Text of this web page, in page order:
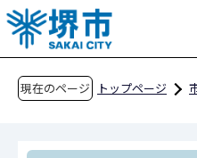
こ
の
ペ
現在のページ トップページ
バス利用促進